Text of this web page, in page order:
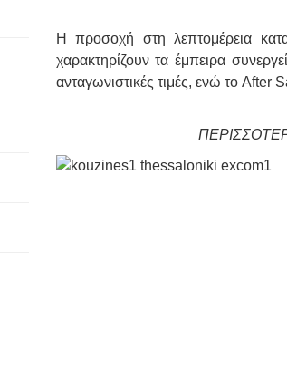
H προσοχή στη λεπτομέρεια
χαρακτηρίζουν τα έμπειρα
ανταγωνιστικές τιμές, ενώ το After